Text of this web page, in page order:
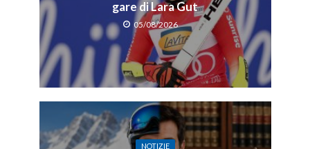
gare di Lara Gut
05/08/2026
NOTIZIE